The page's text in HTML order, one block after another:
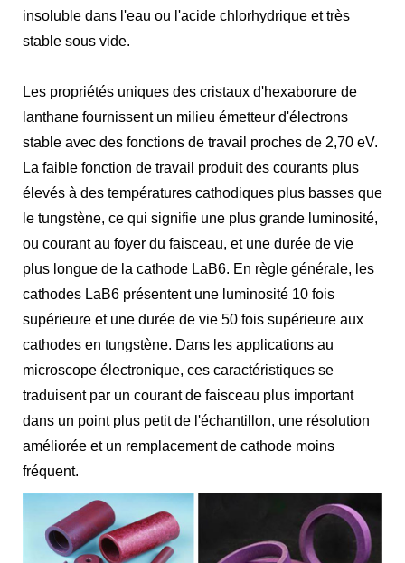
insoluble dans l'eau ou l'acide chlorhydrique et très
stable sous vide.
Les propriétés uniques des cristaux d'hexaborure de
lanthane fournissent un milieu émetteur d'électrons
stable avec des fonctions de travail proches de 2,70 eV.
La faible fonction de travail produit des courants plus
élevés à des températures cathodiques plus basses que
le tungstène, ce qui signifie une plus grande luminosité,
ou courant au foyer du faisceau, et une durée de vie
plus longue de la cathode LaB6. En règle générale, les
cathodes LaB6 présentent une luminosité 10 fois
supérieure et une durée de vie 50 fois supérieure aux
cathodes en tungstène. Dans les applications au
microscope électronique, ces caractéristiques se
traduisent par un courant de faisceau plus important
dans un point plus petit de l'échantillon, une résolution
améliorée et un remplacement de cathode moins
fréquent.